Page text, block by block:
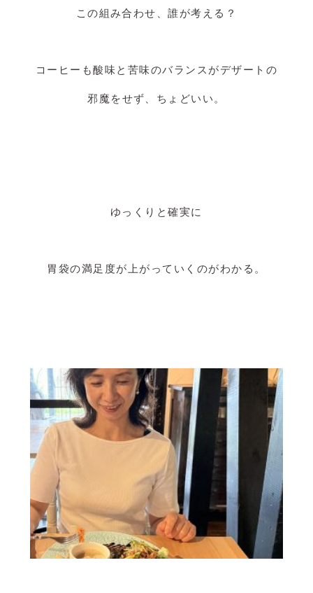
この組み合わせ、誰が考える？
コーヒーも酸味と苦味のバランスがデザートの
邪魔をせず、ちょどいい。
ゆっくりと確実に
胃袋の満足度が上がっていくのがわかる。